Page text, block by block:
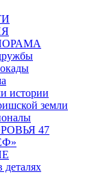
истории
земли
47